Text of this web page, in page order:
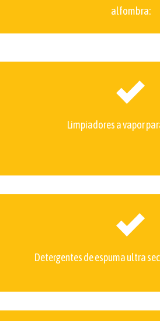
alfombra:
Limpiadores a vapor
Detergentes de espuma ultra